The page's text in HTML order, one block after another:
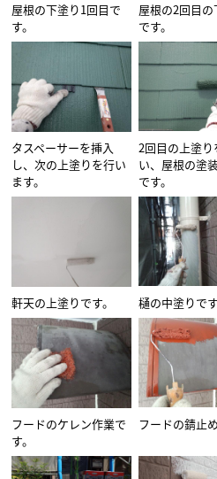
屋根の下塗り1回目で
す。
屋根の2回目の
です。
タスペーサーを挿入
し、次の上塗りを行い
ます。
2回目の上塗り
い、屋根の塗
です。
軒天の上塗りです。 樋の中塗りです
フードのケレン作業で
す。
フードの錆止め